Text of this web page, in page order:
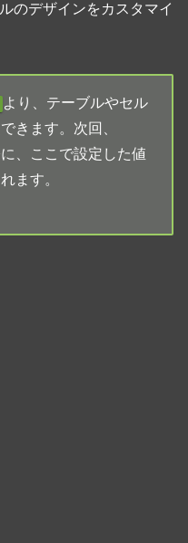
のデザインをカスタマイ
より、テーブルやセル
きます。次回、
、ここで設定した値
ます。